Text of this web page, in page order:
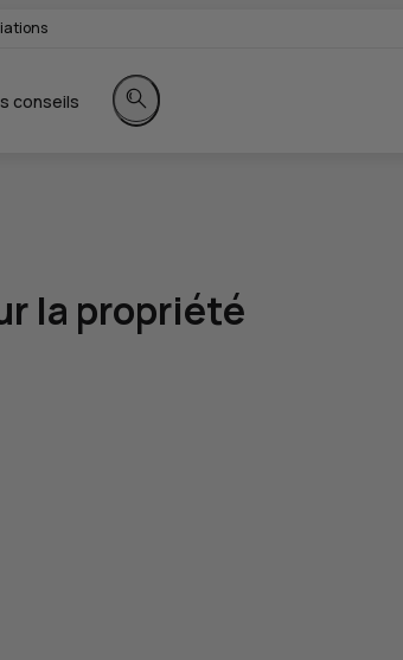
conseils
Rechercher sur le site
la propriété